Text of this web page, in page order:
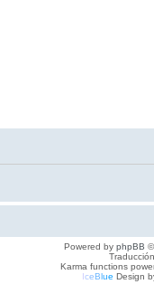
Powered by phpBB
Karma functions
IceBlue Design